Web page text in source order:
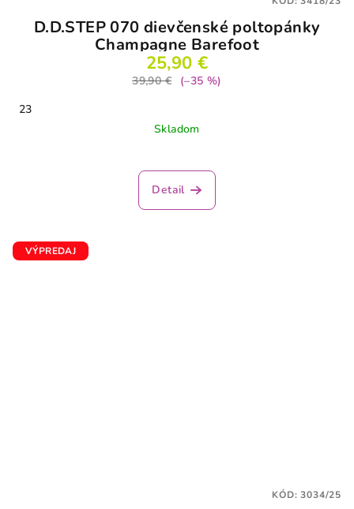
D.D.STEP 070 dievčenské poltopánky
Champagne Barefoot
25,90 €
39,90 €
(–35 %)
23
Skladom
Detail
VÝPREDAJ
KÓD:3034/25